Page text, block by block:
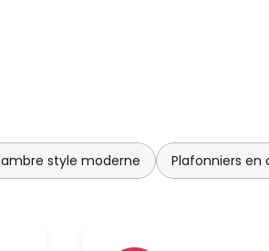
style moderne Plafonniers en